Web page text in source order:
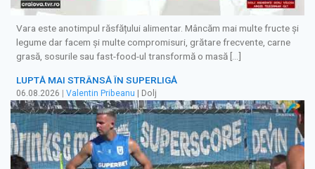
Vara este anotimpul răsfățului alimentar. Mâncăm mai multe fructe și
legume dar facem și multe compromisuri, grătare frecvente, carne
grasă, sosurile sau fast-food-ul transformă o masă […]
LUPTĂ MAI STRÂNSĂ ÎN SUPERLIGĂ
06.08.2026 Valentin Pribeanu | Dolj